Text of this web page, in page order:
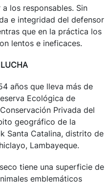
los responsables. Sin
e integridad del defensor
que en la práctica los
lentos e ineficaces.
años que lleva más de
Ecológica de
Privada del
geográfico de la
Santa Catalina, distrito de
Lambayeque.
tiene una superficie de
emblemáticos